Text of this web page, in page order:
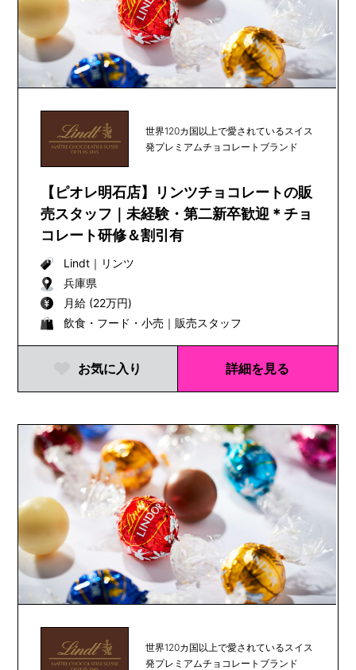
世界120カ国以上で愛されているスイス
発プレミアムチョコレートブランド
【ピオレ明石店】リンツチョコレートの販
売スタッフ｜未経験・第二新卒歓迎＊チョ
コレート研修＆割引有
Lindt｜ リンツ
兵庫県
月給 (22万円)
飲食・フード・小売｜販売スタッフ
お気に入り 詳細を見る
世界120カ国以上で愛されているスイス
発プレミアムチョコレートブランド